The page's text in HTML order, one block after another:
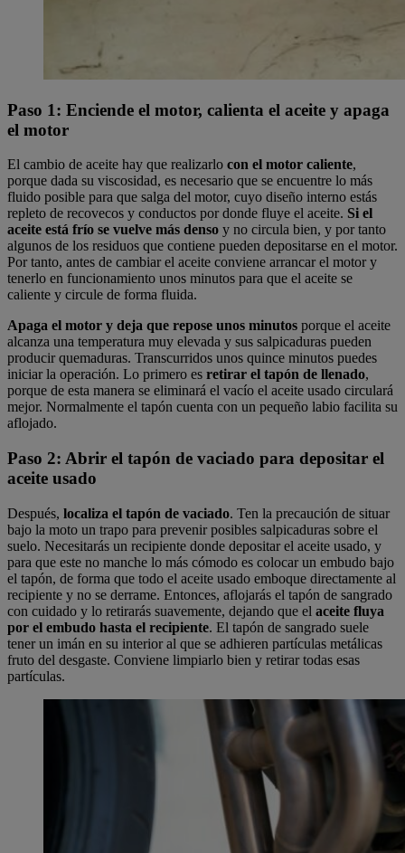
Paso 1: Enciende el motor, calienta el aceite y apaga
el motor
El cambio de aceite hay que realizarlo con el motor caliente,
porque dada su viscosidad, es necesario que se encuentre lo más
fluido posible para que salga del motor, cuyo diseño interno estás
repleto de recovecos y conductos por donde fluye el aceite. Si el
aceite está frío se vuelve más denso y no circula bien, y por tanto
algunos de los residuos que contiene pueden depositarse en el motor.
Por tanto, antes de cambiar el aceite conviene arrancar el motor y
tenerlo en funcionamiento unos minutos para que el aceite se
caliente y circule de forma fluida.
Apaga el motor y deja que repose unos minutos porque el aceite
alcanza una temperatura muy elevada y sus salpicaduras pueden
producir quemaduras. Transcurridos unos quince minutos puedes
iniciar la operación. Lo primero es retirar el tapón de llenado,
porque de esta manera se eliminará el vacío el aceite usado circulará
mejor. Normalmente el tapón cuenta con un pequeño labio facilita su
aflojado.
Paso 2: Abrir el tapón de vaciado para depositar el
aceite usado
Después, localiza el tapón de vaciado. Ten la precaución de situar
bajo la moto un trapo para prevenir posibles salpicaduras sobre el
suelo. Necesitarás un recipiente donde depositar el aceite usado, y
para que este no manche lo más cómodo es colocar un embudo bajo
el tapón, de forma que todo el aceite usado emboque directamente al
recipiente y no se derrame. Entonces, aflojarás el tapón de sangrado
con cuidado y lo retirarás suavemente, dejando que el aceite fluya
por el embudo hasta el recipiente. El tapón de sangrado suele
tener un imán en su interior al que se adhieren partículas metálicas
fruto del desgaste. Conviene limpiarlo bien y retirar todas esas
partículas.